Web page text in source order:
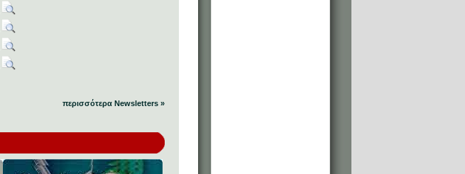
περισσότερα Newsletters »